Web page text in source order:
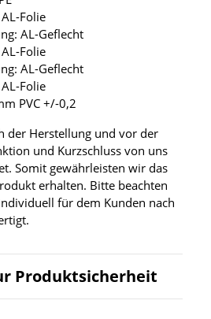
Folie
AL-Geflecht
Folie
AL-Geflecht
Folie
PVC +/-0,2
der Herstellung und vor der
und Kurzschluss von uns
Somit gewährleisten wir das
erhalten. Bitte beachten
für dem Kunden nach
Produktsicherheit